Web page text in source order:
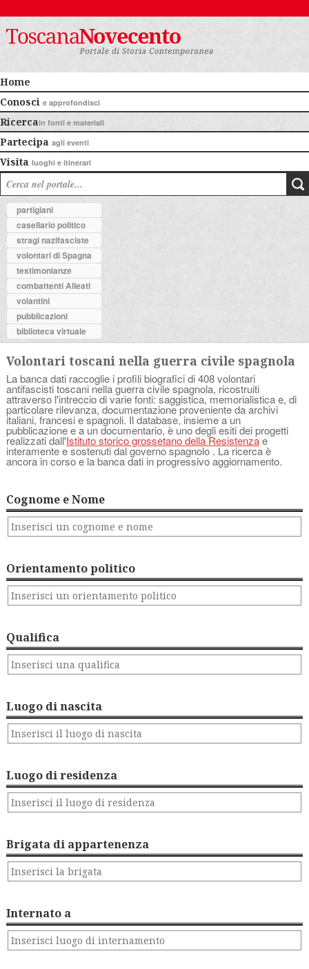
Home
Conosci e approfondisci
Ricercain fonti e materiali
Partecipa agli eventi
Visita luoghi e itinerari
partigiani
casellario politico
stragi nazifasciste
volontari di Spagna
testimonianze
combattenti Alleati
volantini
pubblicazioni
biblioteca virtuale
Volontari toscani nella guerra civile spagnola
La banca dati raccoglie i profili biografici di 408 volontari
antifascisti toscani nella guerra civile spagnola, ricostruiti
attraverso l'intreccio di varie fonti: saggistica, memorialistica e, di
particolare rilevanza, documentazione proveniente da archivi
italiani, francesi e spagnoli. Il database, insieme a un
pubblicazione e a un documentario, è uno degli esiti dei progetti
realizzati dall'Istituto storico grossetano della Resistenzae
interamente e sostenuti dal governo spagnolo . La ricerca è
ancora in corso e la banca dati in progressivo aggiornamento.
Cognome e Nome
Orientamento politico
Qualifica
Luogo di nascita
Luogo di residenza
Brigata di appartenenza
Internato a